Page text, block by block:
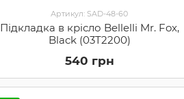
Артикул: SAD-48-60
Підкладка в крісло Bellelli Mr. Fox,
Black (03T2200)
540 грн